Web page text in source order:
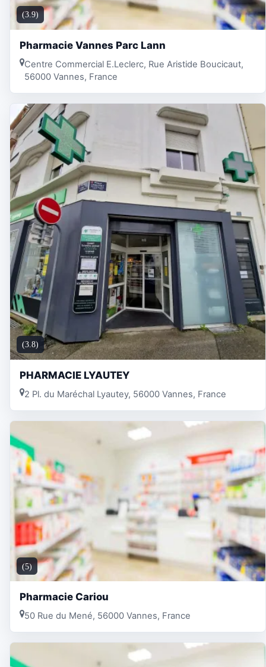
(3.9)
Pharmacie Vannes Parc Lann
Centre Commercial E.Leclerc, Rue Aristide Boucicaut,
56000 Vannes, France
(3.8)
PHARMACIE LYAUTEY
2 Pl. du Maréchal Lyautey, 56000 Vannes, France
(5)
Pharmacie Cariou
50 Rue du Mené, 56000 Vannes, France